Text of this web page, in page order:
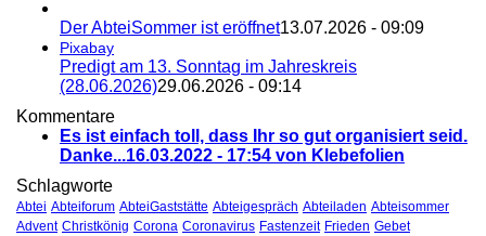
Der AbteiSommer ist eröffnet13.07.2026 - 09:09
Pixabay
Predigt am 13. Sonntag im Jahreskreis
(28.06.2026)29.06.2026 - 09:14
Kommentare
Es ist einfach toll, dass Ihr so gut organisiert seid.
Danke...16.03.2022 - 17:54 von Klebefolien
Schlagworte
Abtei Abteiforum AbteiGaststätte Abteigespräch Abteiladen Abteisommer
Advent Christkönig Corona Coronavirus Fastenzeit Frieden Gebet